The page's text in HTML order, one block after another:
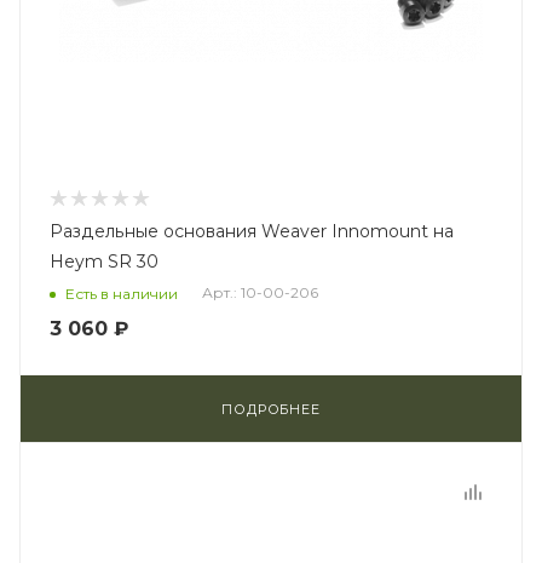
Раздельные основания Weaver Innomount на
Heym SR 30
Есть в наличии Арт.: 10-00-206
3 060 ₽
ПОДРОБНЕЕ